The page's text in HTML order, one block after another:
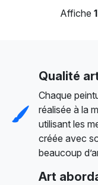
Affiche 1
Qualité
Chaque
réalisée à la
utilisant les
créée avec
beaucoup
Art